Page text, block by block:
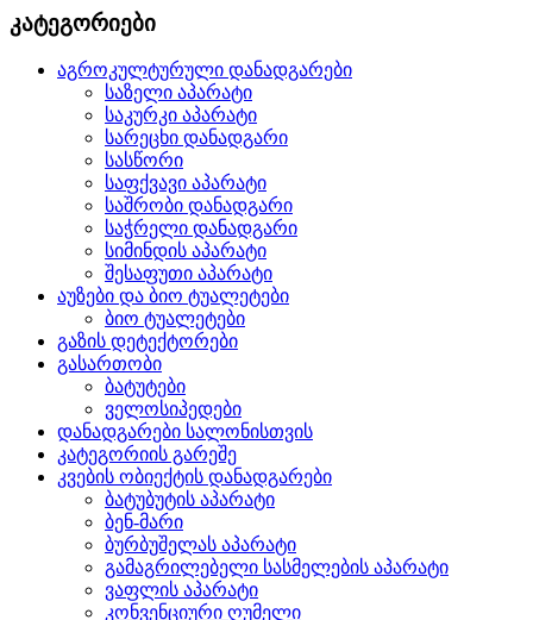
კატეგორიები
აგროკულტურული დანადგარები
საზელი აპარატი
საკურკი აპარატი
სარეცხი დანადგარი
სასწორი
საფქვავი აპარატი
საშრობი დანადგარი
საჭრელი დანადგარი
სიმინდის აპარატი
შესაფუთი აპარატი
აუზები და ბიო ტუალეტები
ბიო ტუალეტები
გაზის დეტექტორები
გასართობი
ბატუტები
ველოსიპედები
დანადგარები სალონისთვის
კატეგორიის გარეშე
კვების ობიექტის დანადგარები
ბატუბუტის აპარატი
ბენ-მარი
ბურბუშელას აპარატი
გამაგრილებელი სასმელების აპარატი
ვაფლის აპარატი
კონვენციური ღუმელი